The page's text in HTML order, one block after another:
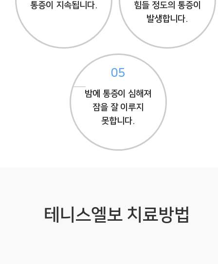
통증이 지속됩니다.
힘들 정도의 통증이
발생합니다.
05
밤에 통증이 심해져
잠을 잘 이루지
못합니다.
테니스엘보 치료방법